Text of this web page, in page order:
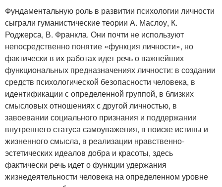
Фундаментальную роль в развитии психологии личности
сыграли гуманистические теории А. Маслоу, К.
Роджерса, В. Франкла. Они почти не используют
непосредственно понятие «функция личности», но
фактически в их работах идет речь о важнейших
функциональных предназначениях личности: в создании
средств психологической безопасности человека, в
идентификации с определенной группой, в близких
смысловых отношениях с другой личностью, в
завоевании социального признания и поддержании
внутреннего статуса самоуважения, в поиске истины и
жизненного смысла, в реализации нравственно-
эстетических идеалов добра и красоты, здесь
фактически речь идет о функции удержания
жизнедеятельности человека на определенном уровне